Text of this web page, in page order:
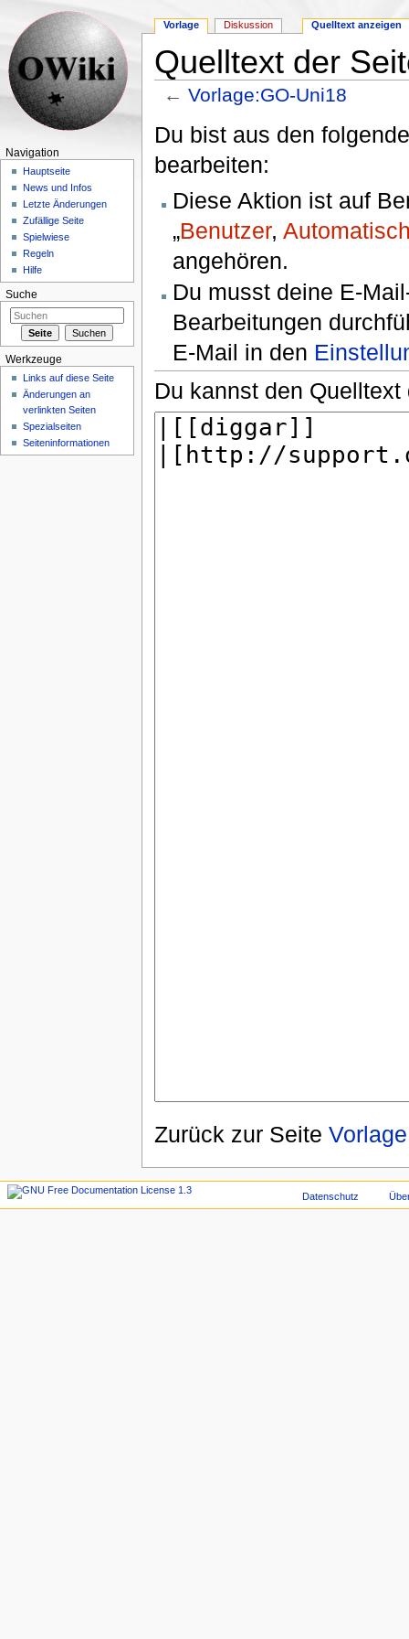
Quelltext der
←Vorlage:GO-Uni18
Du bist aus den
bearbeiten:
Diese Aktion ist auf
„Benutzer,
angehören.
Du musst deine E-
Bearbeitungen
E-Mail in den
Du kannst den
Zurück zur Seite
Vorlage Diskussion Quelltext anzeigen
Navigation
Hauptseite
News und Infos
Letzte Änderungen
Zufällige Seite
Spielwiese
Regeln
Hilfe
Suche
Werkzeuge
Links auf diese Seite
Änderungen an
verlinkten Seiten
Spezialseiten
Seiteninformationen
Datenschutz